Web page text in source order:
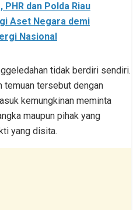
PHR dan Polda Riau
Aset Negara demi
Nasional
tidak berdiri sendiri.
temuan tersebut dengan
kemungkinan meminta
maupun pihak yang
yang disita.